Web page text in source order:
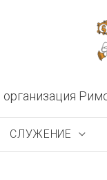
организация
СЛУЖЕНИЕ